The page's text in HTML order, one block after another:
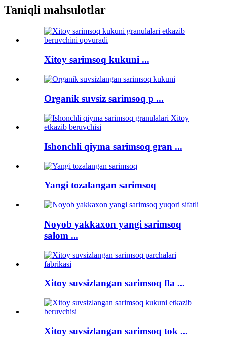
Taniqli mahsulotlar
Xitoy sarimsoq kukuni ...
Organik suvsiz sarimsoq p ...
Ishonchli qiyma sarimsoq gran ...
Yangi tozalangan sarimsoq
Noyob yakkaxon yangi sarimsoq
salom ...
Xitoy suvsizlangan sarimsoq fla ...
Xitoy suvsizlangan sarimsoq tok ...